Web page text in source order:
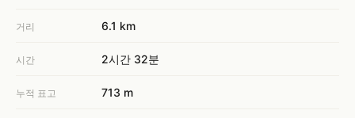
거리 6.1 km
시간 2시간 32분
누적 표고 713 m